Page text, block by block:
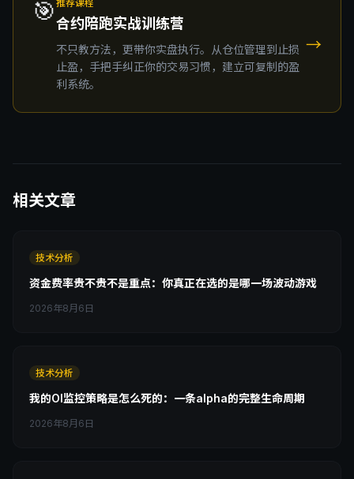
🎯 推荐课程
合约陪跑实战训练营
不只教方法，更带你实盘执行。从仓位管理到止损
止盈，手把手纠正你的交易习惯，建立可复制的盈
利系统。
→
相关文章
技术分析
资金费率贵不贵不是重点：你真正在选的是哪一场波动游戏
2026年8月6日
技术分析
我的OI监控策略是怎么死的：一条alpha的完整生命周期
2026年8月6日